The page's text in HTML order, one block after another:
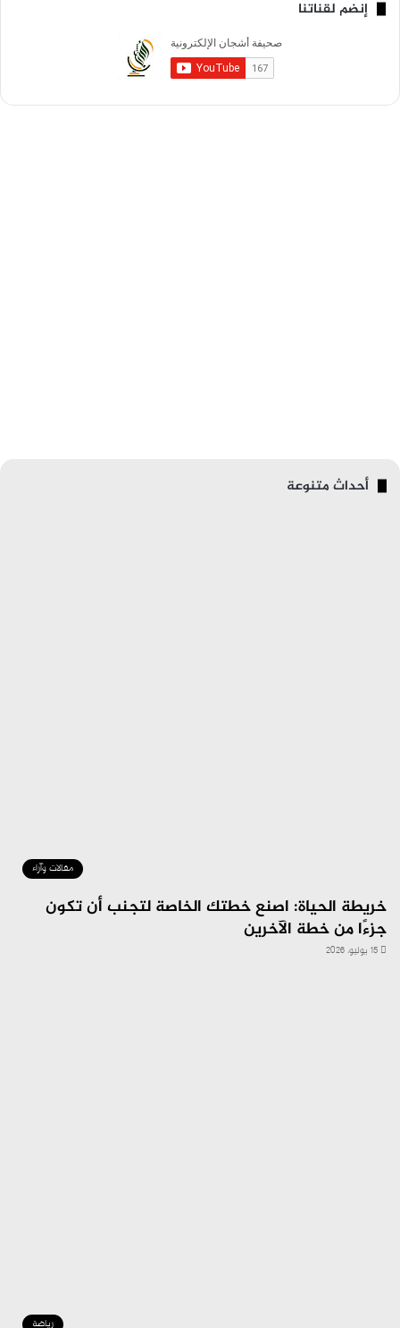
إنضم لقناتنا
أحداث متنوعة
مقالات وآراء
خريطة الحياة: اصنع خطتك الخاصة لتجنب أن تكون
جزءًا من خطة الآخرين
15 يوليو، 2026
رياضة